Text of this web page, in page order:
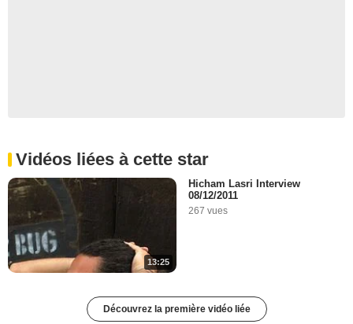
Vidéos liées à cette star
13:25
Hicham Lasri Interview
08/12/2011
267 vues
Découvrez la première vidéo liée